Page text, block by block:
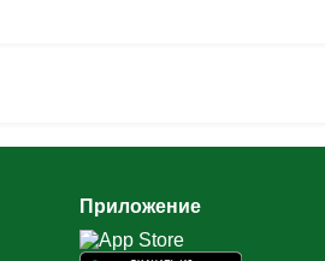
Приложение